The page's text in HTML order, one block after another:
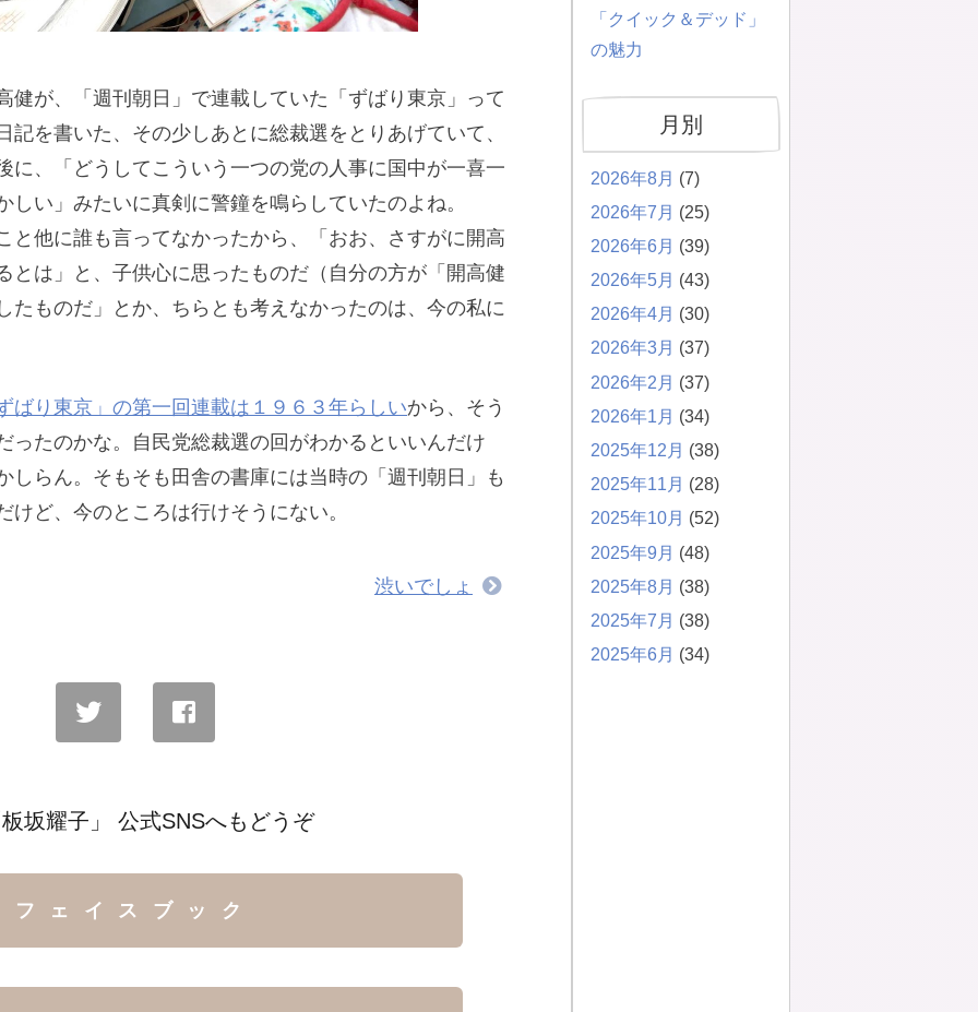
健が、「週刊朝日」で連載していた「ずばり東京」って
記を書いた、その少しあとに総裁選をとりあげていて、
に、「どうしてこういう一つの党の人事に国中が一喜一
しい」みたいに真剣に警鐘を鳴らしていたのよね。
と他に誰も言ってなかったから、「おお、さすがに開高
とは」と、子供心に思ったものだ（自分の方が「開高健
たものだ」とか、ちらとも考えなかったのは、今の私に
ばり東京」の第一回連載は１９６３年らしいから、そう
ったのかな。自民党総裁選の回がわかるといいんだけ
しらん。そもそも田舎の書庫には当時の「週刊朝日」も
ど、今のところは行けそうにない。
渋いでしょ
坂耀子」 公式SNSへもどうぞ
フェイスブック
「クイック＆デッド」
の魅力
月別
2026年8月 (7)
2026年7月 (25)
2026年6月 (39)
2026年5月 (43)
2026年4月 (30)
2026年3月 (37)
2026年2月 (37)
2026年1月 (34)
2025年12月 (38)
2025年11月 (28)
2025年10月 (52)
2025年9月 (48)
2025年8月 (38)
2025年7月 (38)
2025年6月 (34)